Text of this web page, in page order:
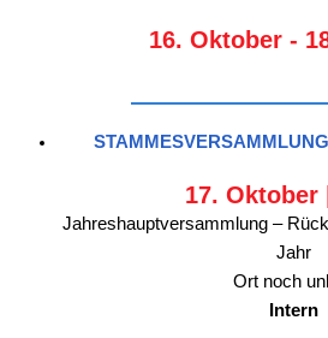
16. Oktober-
17. Oktober
Jahreshauptversammlung –
Jahr
Ort noch
Intern